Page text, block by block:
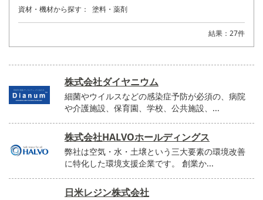
資材・機材から探す： 塗料・薬剤
結果：27件
株式会社ダイヤニウム
細菌やウイルスなどの感染症予防が必須の、病院
や介護施設、保育園、学校、公共施設、...
株式会社HALVOホールディングス
弊社は空気・水・土壌という三大要素の環境改善
に特化した環境支援企業です。 創業か...
日米レジン株式会社